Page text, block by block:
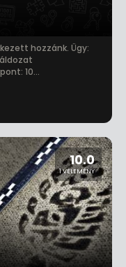
hozzánk. Ügy:
10...
10.0
1 VÉLEMÉNY